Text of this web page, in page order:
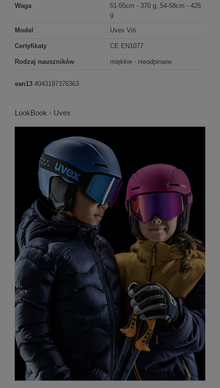
Waga
51-55cm - 370 g, 54-58cm - 425
g
Model Uvex Viti
Certyfikaty CE EN1077
Rodzaj nauszników miękkie - nieodpinane
ean13 4043197376363
LookBook - Uvex